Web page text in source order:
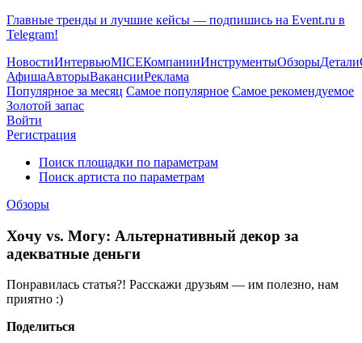
Главные тренды и лучшие кейсы — подпишись на Event.ru в
Telegram!
НовостиИнтервьюMICEКомпанииИнструментыОбзорыДетали
АфишаАвторыВакансииРеклама
Популярное за месяц Самое популярное Самое рекомендуемое
Золотой запас
Войти
Регистрация
Поиск площадки по параметрам
Поиск артиста по параметрам
Обзоры
Хочу vs. Могу: Альтернативный декор за
адекватные деньги
Понравилась статья?! Расскажи друзьям — им полезно, нам
приятно :)
Поделиться